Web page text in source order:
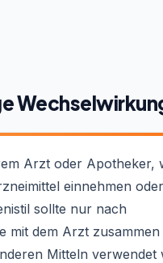
Arzt oder Apotheker,
einnehmen oder
sollte nur nach
mit dem Arzt zusammen
Mitteln verwendet